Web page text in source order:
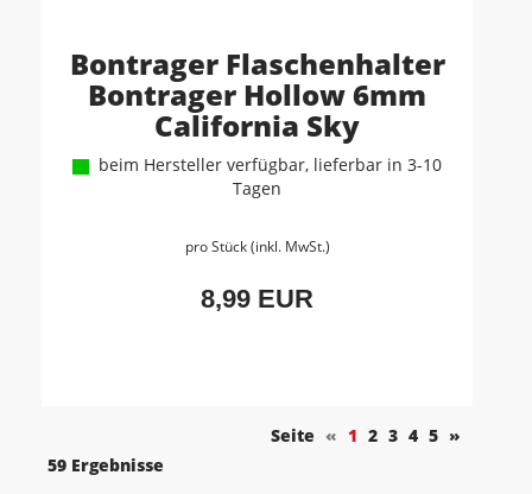
Bontrager Flaschenhalter
Bontrager Hollow 6mm
California Sky
beim Hersteller verfügbar, lieferbar in 3-10
Tagen
pro Stück (inkl. MwSt.)
8,99 EUR
Seite « 1 2 3 4 5 »
59 Ergebnisse